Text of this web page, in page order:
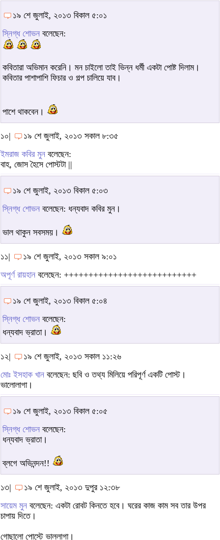
১৯ শে জুলাই, ২০১৩ বিকাল ৫:০১
স্নিগ্ধ শোভন বলেছেন:
কবিতারা অভিমান করেনি। মন চাইলো তাই ভিন্ন ধর্মী একটা পোষ্ট দিলাম।
কবিতার পাশাপাশি ফিচার ও গল্প চালিয়ে যাব।
পাশে থাকবেন।
১০|
১৯ শে জুলাই, ২০১৩ সকাল ৮:৩৫
ইমরাজ কবির মুন বলেছেন:
বাহ, জোস হৈসে পোস্টটা ||
১৯ শে জুলাই, ২০১৩ বিকাল ৫:০৩
স্নিগ্ধ শোভন বলেছেন: ধন্যবাদ কবির মুন।
ভাল থাকুন সবসময়।
১১|
১৯ শে জুলাই, ২০১৩ সকাল ৯:০১
অপূর্ণ রায়হান বলেছেন: +++++++++++++++++++++++++++
১৯ শে জুলাই, ২০১৩ বিকাল ৫:০৪
স্নিগ্ধ শোভন বলেছেন:
ধন্যবাদ ভ্রাতা।
১২|
১৯ শে জুলাই, ২০১৩ সকাল ১১:২৬
মোঃ ইসহাক খান বলেছেন: ছবি ও তথ্য মিলিয়ে পরিপূর্ণ একটি পোস্ট।
ভালোলাগা।
১৯ শে জুলাই, ২০১৩ বিকাল ৫:০৫
স্নিগ্ধ শোভন বলেছেন:
ধন্যবাদ ভ্রাতা।
ব্লগে অভিনন্দন!!
১৩|
১৯ শে জুলাই, ২০১৩ দুপুর ১২:৩৮
সায়েম মুন বলেছেন: একটা রোবট কিনতে হবে। ঘরের কাজ কাম সব তার উপর
চাপায় দিতে।
গোছালো পোস্টে ভাললাগা।